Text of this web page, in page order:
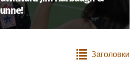
Заголовки